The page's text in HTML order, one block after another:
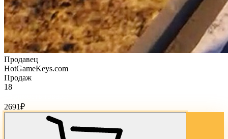
Продавец
HotGameKeys.com
Продаж
18
2691₽